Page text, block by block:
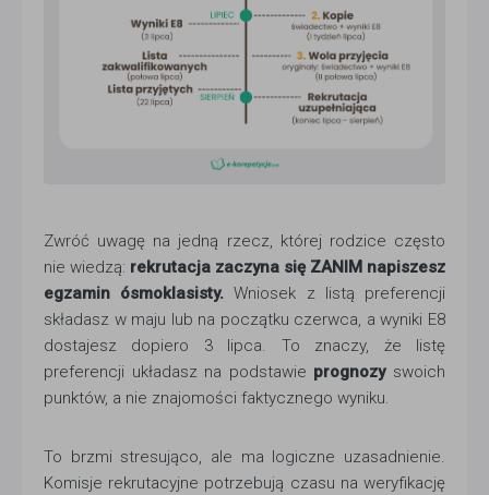
Zwróć uwagę na jedną rzecz, której rodzice często
nie wiedzą: rekrutacja zaczyna się ZANIM napiszesz
egzamin ósmoklasisty. Wniosek z listą preferencji
składasz w maju lub na początku czerwca, a wyniki E8
dostajesz dopiero 3 lipca. To znaczy, że listę
preferencji układasz na podstawie prognozyswoich
punktów, a nie znajomości faktycznego wyniku.
To brzmi stresująco, ale ma logiczne uzasadnienie.
Komisje rekrutacyjne potrzebują czasu na weryfikację